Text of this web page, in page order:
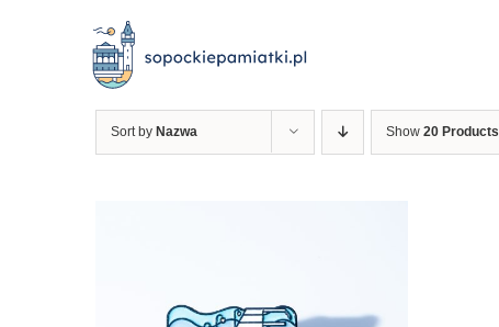
Sort by Nazwa Show 20 Products